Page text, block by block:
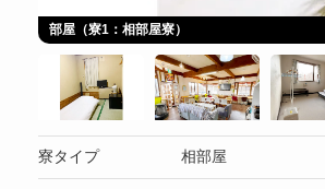
部屋（寮1：相部屋寮）
寮タイプ 相部屋